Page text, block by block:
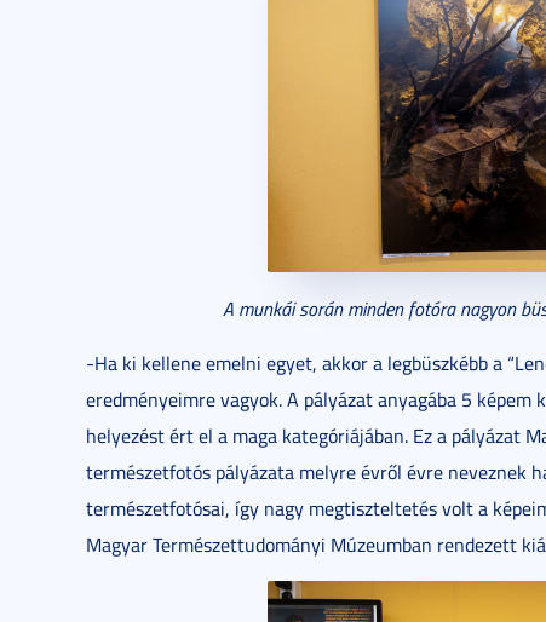
A munkái során minden fotóra nagyon
-Ha ki kellene emelni egyet, akkor a legbüszkébb a
eredményeimre vagyok. A pályázat anyagába 5
helyezést ért el a maga kategóriájában. Ez a pályázat
természetfotós pályázata melyre évről évre neveznek
természetfotósai, így nagy megtiszteltetés volt a
Magyar Természettudományi Múzeumban rendezett